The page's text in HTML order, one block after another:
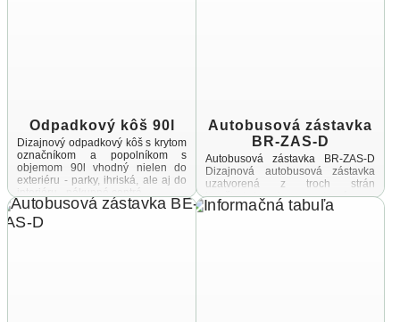
Odpadkový kôš 90l
Dizajnový odpadkový kôš s krytom
označníkom a popolníkom s
objemom 90l vhodný nielen do
exteriéru - parky, ihriská, ale aj do
Autobusová zástavka
BR-ZAS-D
Autobusová zástavka BR-ZAS-D
Dizajnová autobusová zástavka
uzatvorená z troch strán
Konštrukcia je vyrobená zo
zinkovanej a práškovanej ocele,